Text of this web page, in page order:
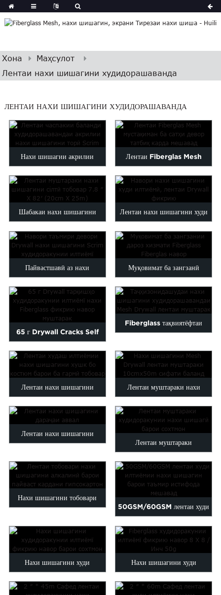
Хона
Маҳсулот
Лентаи нахи шишагини худидорашаванда
ЛЕНТАИ НАХИ ШИШАГИНИ ХУДИДОРАШАВАНДА
Нахи шишагии акрилии
часпакии баланд
Лентаи Fiberglas Mesh
мустақиман ба Wa...
Шабакаи нахи шишагини
тобовар ба сілтӣ ...
Лентаи нахи шишагини худи
илтиёмӣ, Mesh Drywall ...
Пайвастшавӣ аз нахи
шишагини гипсокартони худи
илтиёмӣ...
Муқовимат ба зангзанӣ
Муҳлати хидматрасонии
Fibergla ...
65 г Drywall Cracks Self
Adhesive Fiberglass M...
Fiberglass тақвиятёфтаи
...
Лентаи нахи шишагини
худидорашавандаи хушку...
Лентаи муштараки нахи
шишагини хушки
10cmx50m...
Лентаи нахи шишагини
Лентаи муштараки
худидоракунии нахи шишагӣ
барои сохтмон ...
Нахи шишагини тобовари
50GSM/60GSM лентаи худи
илтиёмии нахи шишагӣ ...
Нахи шишагини худи
илтиёмии торӣ барои сохтмон
Нахи шишагини худи
илтиёмии лентаи фикрию 8 X